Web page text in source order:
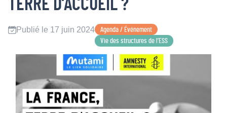
TERRE D’ACCUEIL ?
Publié le 17 juin 2024
Agenda / Événement
Vie des structures de l’ESS